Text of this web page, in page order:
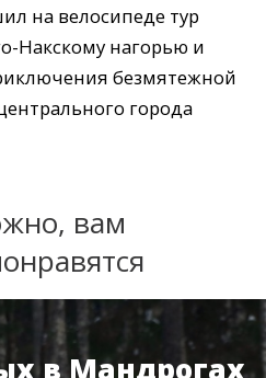
на велосипеде тур
Накскому нагорью и
безмятежной
города
вам
в Мандрогах